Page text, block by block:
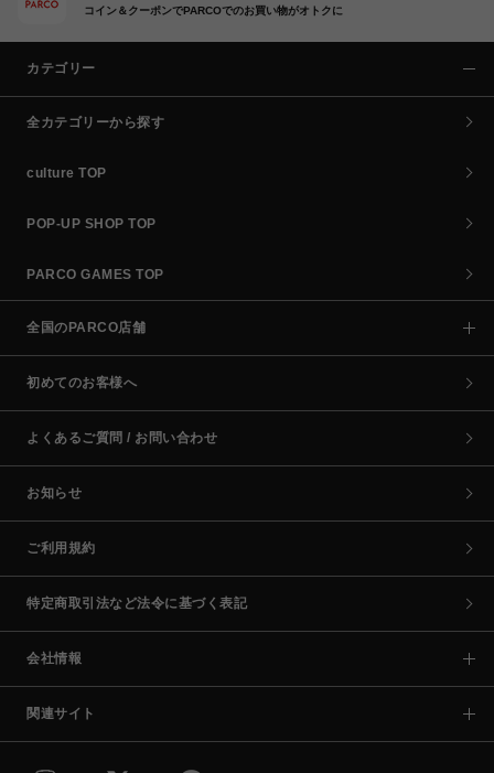
コイン＆クーポンでPARCOでのお買い物がオトクに
カテゴリー
全カテゴリーから探す
culture TOP
POP-UP SHOP TOP
PARCO GAMES TOP
全国のPARCO店舗
初めてのお客様へ
よくあるご質問 / お問い合わせ
お知らせ
ご利用規約
特定商取引法など法令に基づく表記
会社情報
関連サイト